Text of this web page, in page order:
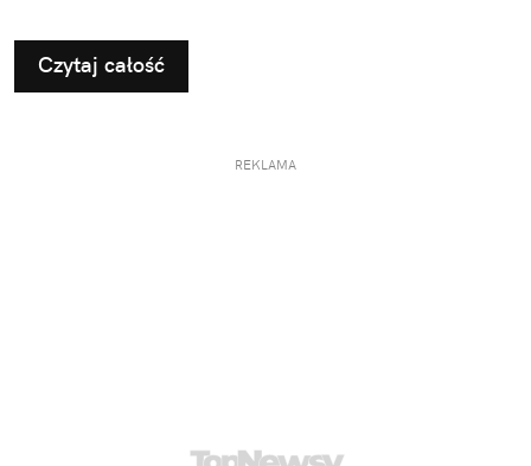
Czytaj całość
REKLAMA